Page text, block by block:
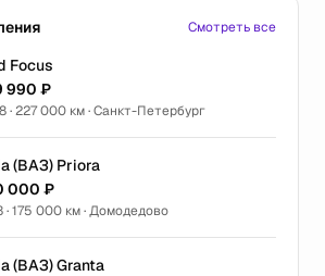
Смотреть все
Focus
990 ₽
· 227 000 км · Санкт-Петербург
(ВАЗ) Priora
000 ₽
· 175 000 км · Домодедово
(ВАЗ) Granta